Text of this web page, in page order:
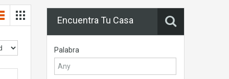
Encuentra Tu Casa
Palabra